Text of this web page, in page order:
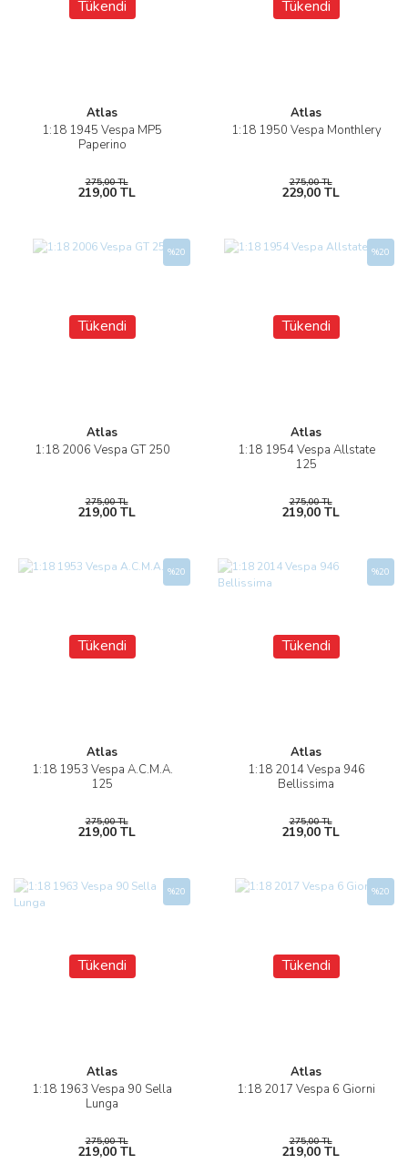
Tükendi
Atlas
1:18 1945 Vespa MP5
Paperino
275,00 TL
219,00 TL
Tükendi
Atlas
1:18 1950 Vespa Monthlery
275,00 TL
229,00 TL
Tükendi
Atlas
1:18 2006 Vespa GT 250
%20
275,00 TL
219,00 TL
Tükendi
Atlas
1:18 1954 Vespa Allstate
125
%20
275,00 TL
219,00 TL
Tükendi
Atlas
1:18 1953 Vespa A.C.M.A.
125
%20
275,00 TL
219,00 TL
Tükendi
Atlas
1:18 2014 Vespa 946
Bellissima
%20
275,00 TL
219,00 TL
Tükendi
Atlas
1:18 1963 Vespa 90 Sella
Lunga
%20
275,00 TL
219,00 TL
Tükendi
Atlas
1:18 2017 Vespa 6 Giorni
%20
275,00 TL
219,00 TL